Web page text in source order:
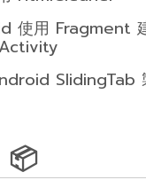
使用 Fragment
SlidingTab
📦